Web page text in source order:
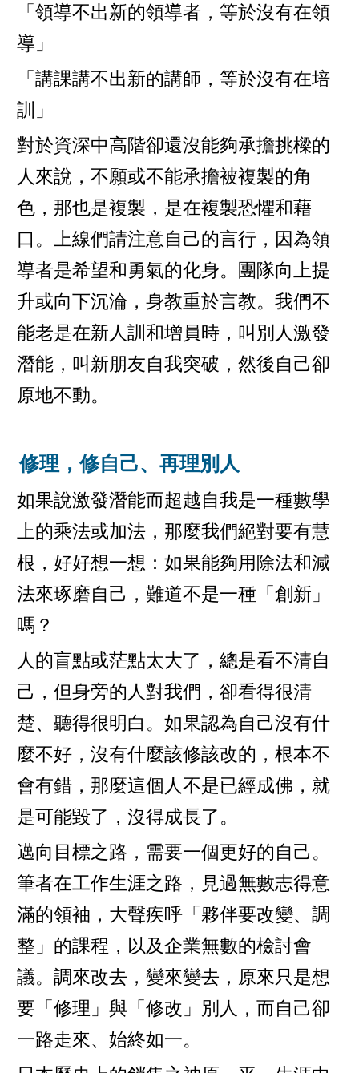
「領導不出新的領導者，等於沒有在領
導」
「講課講不出新的講師，等於沒有在培
訓」
對於資深中高階卻還沒能夠承擔挑樑的
人來說，不願或不能承擔被複製的角
色，那也是複製，是在複製恐懼和藉
口。上線們請注意自己的言行，因為領
導者是希望和勇氣的化身。團隊向上提
升或向下沉淪，身教重於言教。我們不
能老是在新人訓和增員時，叫別人激發
潛能，叫新朋友自我突破，然後自己卻
原地不動。
修理，修自己、再理別人
如果說激發潛能而超越自我是一種數學
上的乘法或加法，那麼我們絕對要有慧
根，好好想一想：如果能夠用除法和減
法來琢磨自己，難道不是一種「創新」
嗎？
人的盲點或茫點太大了，總是看不清自
己，但身旁的人對我們，卻看得很清
楚、聽得很明白。如果認為自己沒有什
麼不好，沒有什麼該修該改的，根本不
會有錯，那麼這個人不是已經成佛，就
是可能毀了，沒得成長了。
邁向目標之路，需要一個更好的自己。
筆者在工作生涯之路，見過無數志得意
滿的領袖，大聲疾呼「夥伴要改變、調
整」的課程，以及企業無數的檢討會
議。調來改去，變來變去，原來只是想
要「修理」與「修改」別人，而自己卻
一路走來、始終如一。